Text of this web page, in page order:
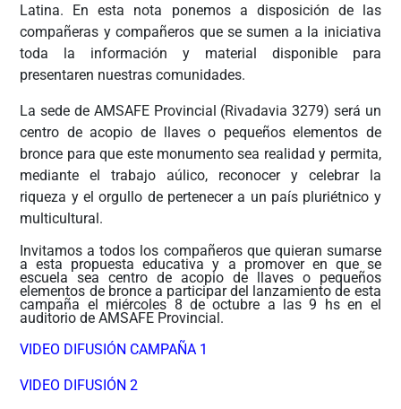
Latina. En esta nota ponemos a disposición de las
compañeras y compañeros que se sumen a la iniciativa
toda la información y material disponible para
presentaren nuestras comunidades.
La sede de AMSAFE Provincial (Rivadavia 3279) será un
centro de acopio de llaves o pequeños elementos de
bronce para que este monumento sea realidad y permita,
mediante el trabajo aúlico, reconocer y celebrar la
riqueza y el orgullo de pertenecer a un país pluriétnico y
multicultural.
Invitamos a todos los compañeros que quieran sumarse
a esta propuesta educativa y a promover en que se
escuela sea centro de acopio de llaves o pequeños
elementos de bronce a participar del lanzamiento de esta
campaña el miércoles 8 de octubre a las 9 hs en el
auditorio de AMSAFE Provincial.
VIDEO DIFUSIÓN CAMPAÑA 1
VIDEO DIFUSIÓN 2